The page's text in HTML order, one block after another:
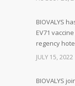
BIOVALYS
EV71
regency
JULY 15, 2022
BIOVALYS